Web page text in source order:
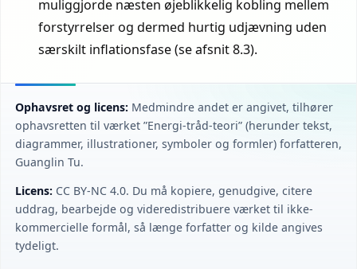
muliggjorde næsten øjeblikkelig kobling mellem
forstyrrelser og dermed hurtig udjævning uden
særskilt inflationsfase (se afsnit 8.3).
Ophavsret og licens: Medmindre andet er angivet, tilhører
ophavsretten til værket ”Energi-tråd-teori” (herunder tekst,
diagrammer, illustrationer, symboler og formler) forfatteren,
Guanglin Tu.
Licens: CC BY‑NC 4.0. Du må kopiere, genudgive, citere
uddrag, bearbejde og videredistribuere værket til ikke-
kommercielle formål, så længe forfatter og kilde angives
tydeligt.